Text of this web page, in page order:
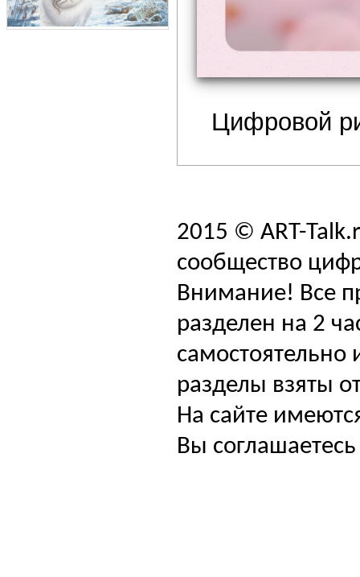
Цифровой
2015 © ART-
сообщество
Внимание! Все
разделен на 2
самостоятельно
разделы взяты
На сайте
Вы